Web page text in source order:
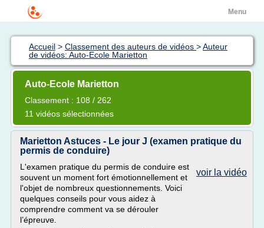
Menu
Accueil > Classement des auteurs de vidéos >Auteur
de vidéos: Auto-Ecole Marietton
Auto-Ecole Marietton
Classement : 108 / 262
11 vidéos sélectionnées
Marietton Astuces - Le jour J (examen pratique du
permis de conduire)
voir la vidéo
L'examen pratique du permis de conduire est
souvent un moment fort émotionnellement et
l'objet de nombreux questionnements. Voici
quelques conseils pour vous aidez à
comprendre comment va se dérouler
l’épreuve.